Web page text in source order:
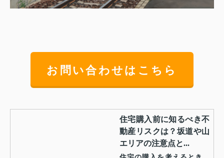
お問い合わせはこちら
住宅購入前に知るべき不
動産リスクは？坂道や山
エリアの注意点と...